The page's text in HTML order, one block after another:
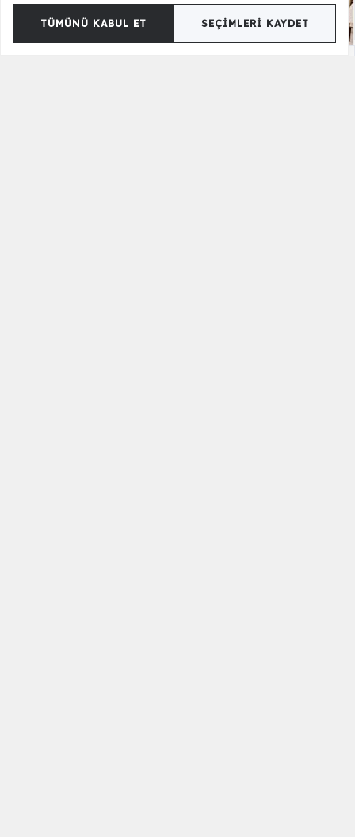
TÜMÜNÜ KABUL ET SEÇIMLERI KAYDET